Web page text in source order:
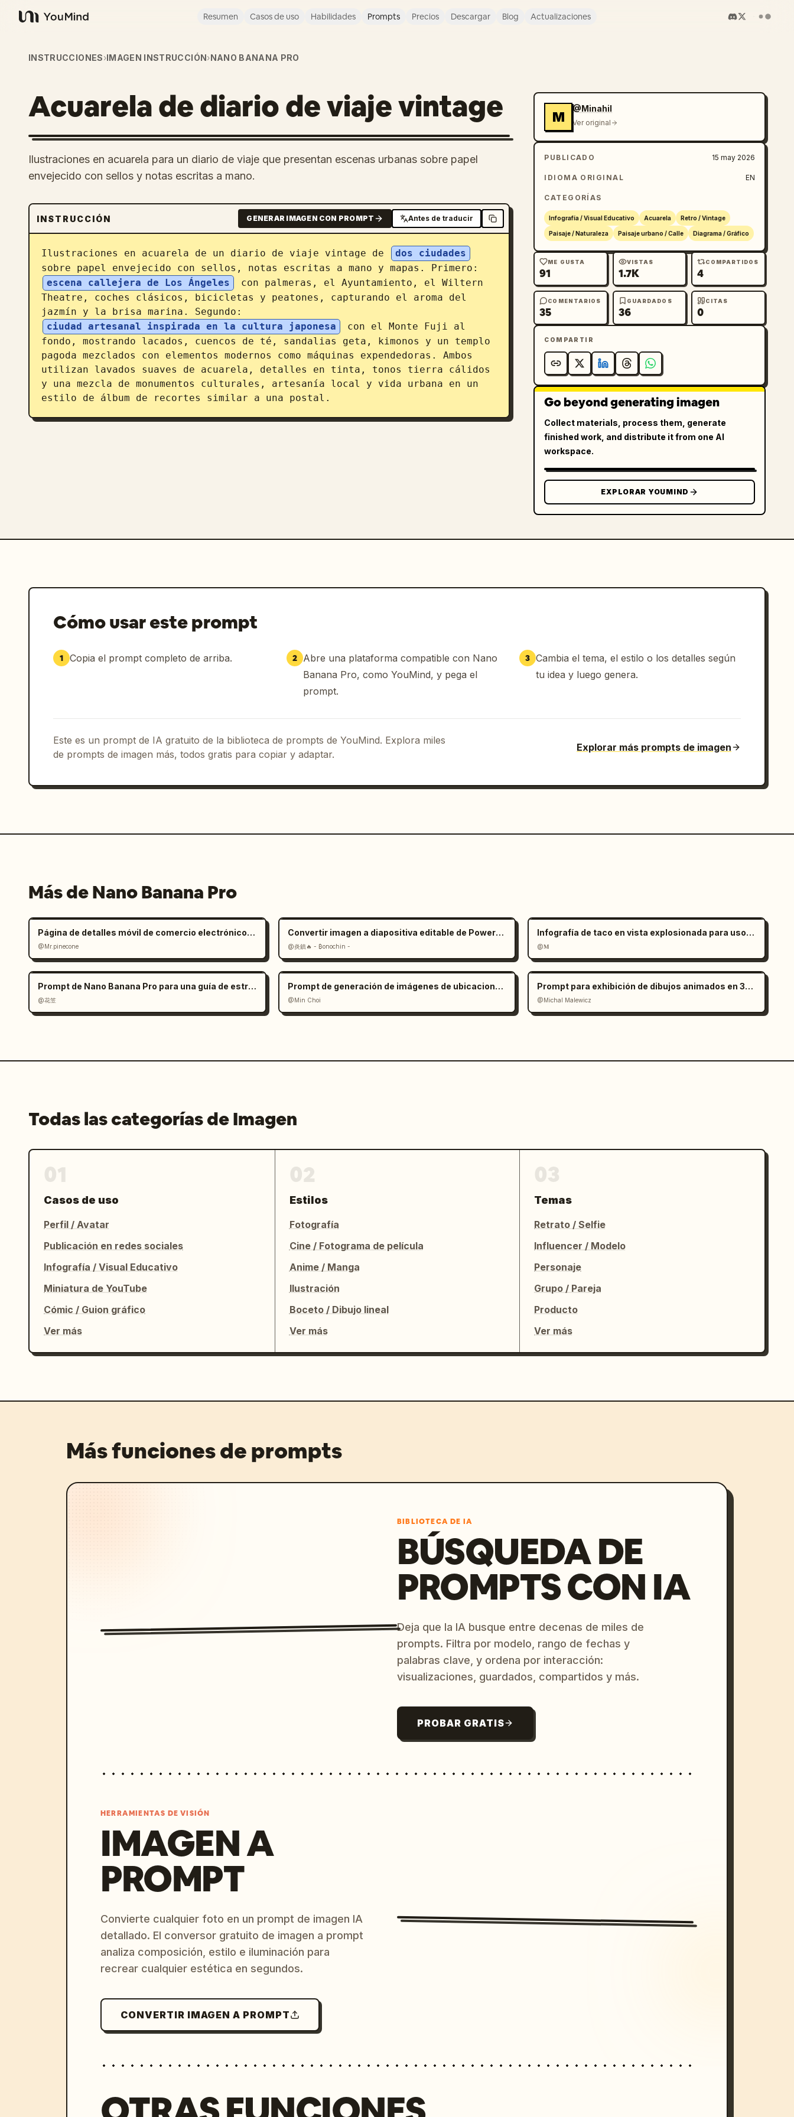
YouMind
Resumen Casos de uso Habilidades Prompts Precios Descargar Blog Actualizaciones
INSTRUCCIONES›IMAGEN INSTRUCCIÓN›NANO BANANA PRO
Acuarela de diario de viaje vintage
Ilustraciones en acuarela para un diario de viaje que presentan escenas urbanas sobre papel
envejecido con sellos y notas escritas a mano.
INSTRUCCIÓN GENERAR IMAGEN CON PROMPT Antes de traducir
Ilustraciones en acuarela de un diario de viaje vintage de
dos ciudades
sobre papel envejecido con sellos, notas escritas a mano y mapas. Primero:
escena callejera de Los Ángeles
con palmeras, el Ayuntamiento, el Wiltern
Theatre, coches clásicos, bicicletas y peatones, capturando el aroma del
jazmín y la brisa marina. Segundo:
ciudad artesanal inspirada en la cultura japonesa
con el Monte Fuji al
fondo, mostrando lacados, cuencos de té, sandalias geta, kimonos y un templo
pagoda mezclados con elementos modernos como máquinas expendedoras. Ambos
utilizan lavados suaves de acuarela, detalles en tinta, tonos tierra cálidos
y una mezcla de monumentos culturales, artesanía local y vida urbana en un
estilo de álbum de recortes similar a una postal.
M
@Minahil
Ver original
PUBLICADO 15 may 2026
IDIOMA ORIGINAL EN
CATEGORÍAS
Infografía / Visual Educativo Acuarela Retro / Vintage
Paisaje / Naturaleza Paisaje urbano / Calle Diagrama / Gráfico
ME GUSTA
91
VISTAS
1.7K
COMPARTIDOS
4
COMENTARIOS
35
GUARDADOS
36
CITAS
0
COMPARTIR
Go beyond generating imagen
Collect materials, process them, generate
finished work, and distribute it from one AI
workspace.
EXPLORAR YOUMIND
Cómo usar este prompt
1 Copia el prompt completo de arriba. 2 Abre una plataforma compatible con Nano
Banana Pro, como YouMind, y pega el
prompt.
3 Cambia el tema, el estilo o los detalles según
tu idea y luego genera.
Este es un prompt de IA gratuito de la biblioteca de prompts de YouMind. Explora miles
de prompts de imagen más, todos gratis para copiar y adaptar.
Explorar más prompts de imagen
Más de Nano Banana Pro
Página de detalles móvil de comercio electrónico para silla de oficina ergonómica
@Mr.pinecone
Convertir imagen a diapositiva editable de PowerPoint: Prompt
@炎鎮🔥 - ₿onochin -
Infografía de taco en vista explosionada para uso comercial
@𝐌
Prompt de Nano Banana Pro para una guía de estrategia de juego
@花笠
Prompt de generación de imágenes de ubicaciones históricas
@Min Choi
Prompt para exhibición de dibujos animados en 3D de los edificios más altos de la ciudad
@Michal Malewicz
Todas las categorías de Imagen
Casos de uso
Perfil / Avatar
Publicación en redes sociales
Infografía / Visual Educativo
Miniatura de YouTube
Cómic / Guion gráfico
Ver más
Estilos
Fotografía
Cine / Fotograma de película
Anime / Manga
Ilustración
Boceto / Dibujo lineal
Ver más
Temas
Retrato / Selfie
Influencer / Modelo
Personaje
Grupo / Pareja
Producto
Ver más
Más funciones de prompts
BIBLIOTECA DE IA
BÚSQUEDA DE
PROMPTS CON IA
Deja que la IA busque entre decenas de miles de
prompts. Filtra por modelo, rango de fechas y
palabras clave, y ordena por interacción:
visualizaciones, guardados, compartidos y más.
PROBAR GRATIS
HERRAMIENTAS DE VISIÓN
IMAGEN A
PROMPT
Convierte cualquier foto en un prompt de imagen IA
detallado. El conversor gratuito de imagen a prompt
analiza composición, estilo e iluminación para
recrear cualquier estética en segundos.
CONVERTIR IMAGEN A PROMPT